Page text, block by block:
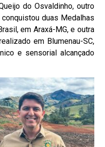
do Osvaldinho, outro
conquistou duas Medalhas
em Araxá-MG, e outra
em Blumenau-SC,
e sensorial alcançado